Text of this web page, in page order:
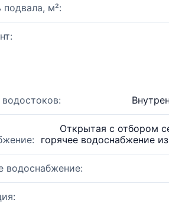
м²:
Открытая с отбором
горячее водоснабжение
водоснабжение: